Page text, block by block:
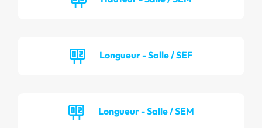
Longueur - Salle / SEF
Longueur - Salle / SEM